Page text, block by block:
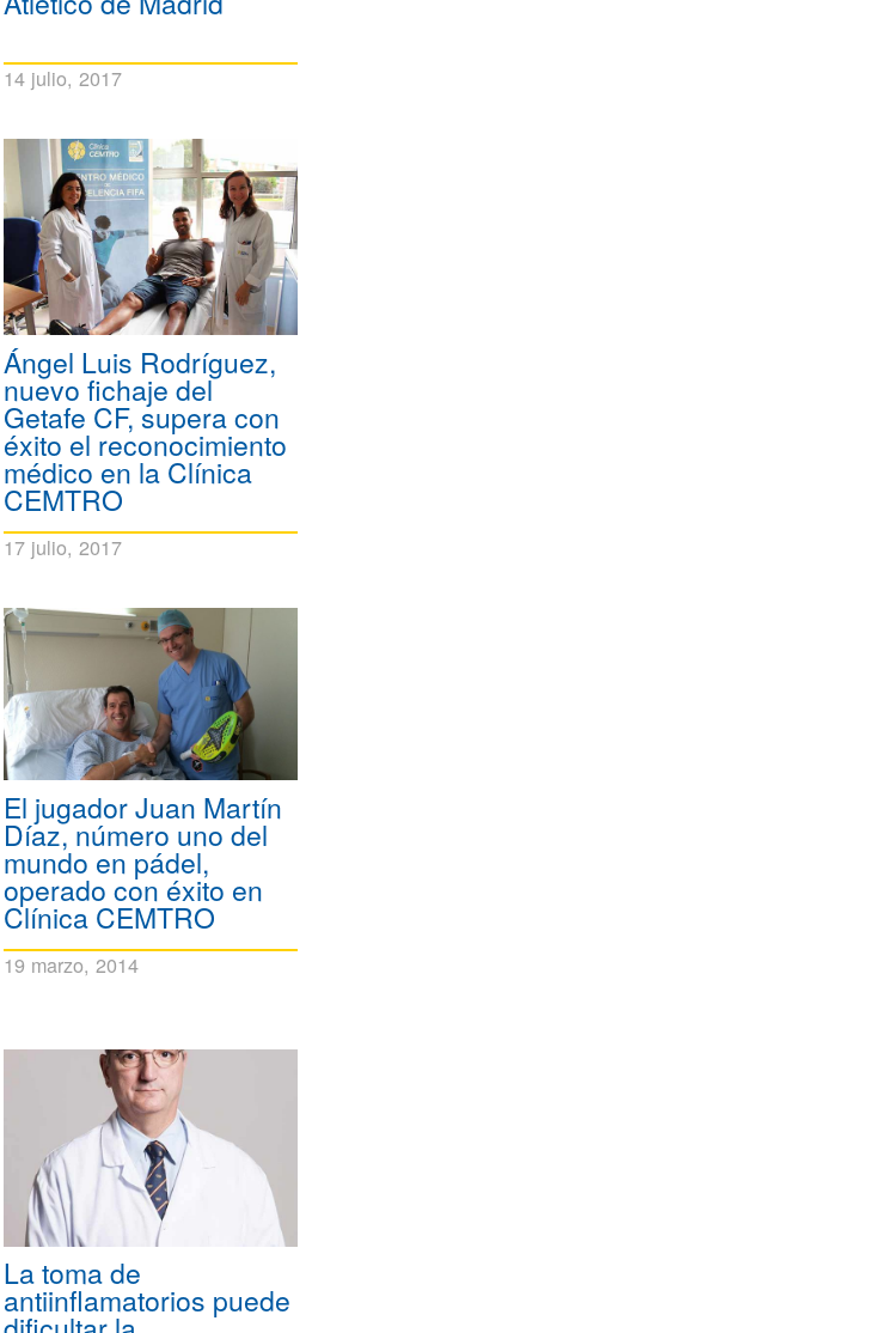
14 julio, 2017
Ángel Luis Rodríguez,
nuevo fichaje del
Getafe CF, supera con
éxito el reconocimiento
médico en la Clínica
CEMTRO
17 julio, 2017
El jugador Juan Martín
Díaz, número uno del
mundo en pádel,
operado con éxito en
Clínica CEMTRO
19 marzo, 2014
La toma de
antiinflamatorios puede